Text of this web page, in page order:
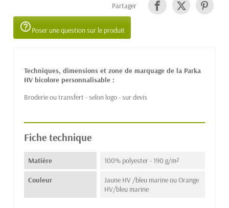
Partager
help_outlinePoser une question sur le produit
Techniques, dimensions et zone de marquage de la Parka
HV bicolore personnalisable :
Broderie ou transfert - selon logo - sur devis
Fiche technique
Matière 100% polyester - 190 g/m²
Couleur
Jaune HV /bleu marine ou Orange
HV/bleu marine